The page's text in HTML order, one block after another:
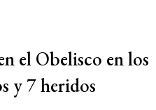
el Obelisco en los
y 7 heridos